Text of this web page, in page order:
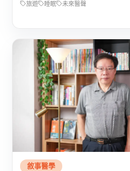
旅遊 睡眠 未來醫聲
敘事醫學